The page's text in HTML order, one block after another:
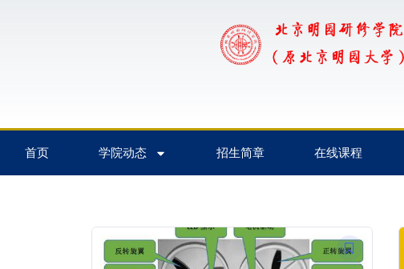
首页 学院动态 招生简章 在线课程